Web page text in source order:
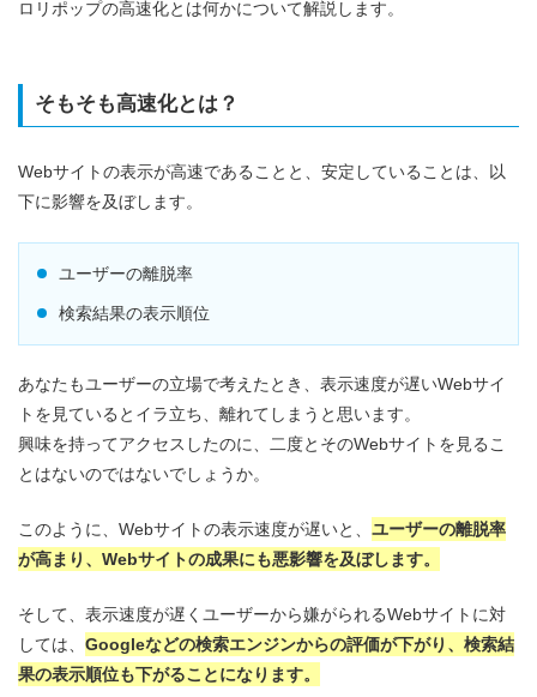
ロリポップの高速化とは何かについて解説します。
そもそも高速化とは？
Webサイトの表示が高速であることと、安定していることは、以
下に影響を及ぼします。
ユーザーの離脱率
検索結果の表示順位
あなたもユーザーの立場で考えたとき、表示速度が遅いWebサイ
トを見ているとイラ立ち、離れてしまうと思います。
興味を持ってアクセスしたのに、二度とそのWebサイトを見るこ
とはないのではないでしょうか。
このように、Webサイトの表示速度が遅いと、 ユーザーの離脱率
が高まり、Webサイトの成果にも悪影響を及ぼします。
そして、表示速度が遅くユーザーから嫌がられるWebサイトに対
しては、 Googleなどの検索エンジンからの評価が下がり、検索結
果の表示順位も下がることになります。